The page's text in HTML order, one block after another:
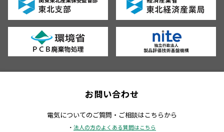
お問い合わせ
電気についてのご質問・ご相談はこちらから
・ 法人の方のよくある質問はこちら